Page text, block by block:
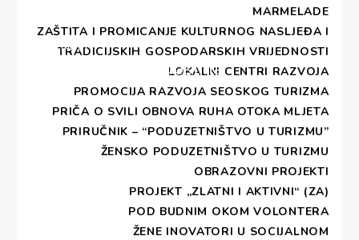
MARMELADE
ZAŠTITA I PROMICANJE KULTURNOG NASLJEĐA I
TRADICIJSKIH GOSPODARSKIH VRIJEDNOSTI
LOKALNI CENTRI RAZVOJA
PROMOCIJA RAZVOJA SEOSKOG TURIZMA
PRIČA O SVILI OBNOVA RUHA OTOKA MLJETA
PRIRUČNIK – “PODUZETNIŠTVO U TURIZMU”
ŽENSKO PODUZETNIŠTVO U TURIZMU
OBRAZOVNI PROJEKTI
PROJEKT „ZLATNI I AKTIVNI“ (ZA)
POD BUDNIM OKOM VOLONTERA
ŽENE INOVATORI U SOCIJALNOM
Next
post:
Osnivačka skupština